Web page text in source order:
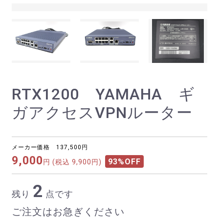
RTX1200 YAMAHA ギ
ガアクセスVPNルーター
メーカー価格 137,500円
9,000 円 (税込 9,900円) 93%OFF
残り 2 点です
ご注文はお急ぎください